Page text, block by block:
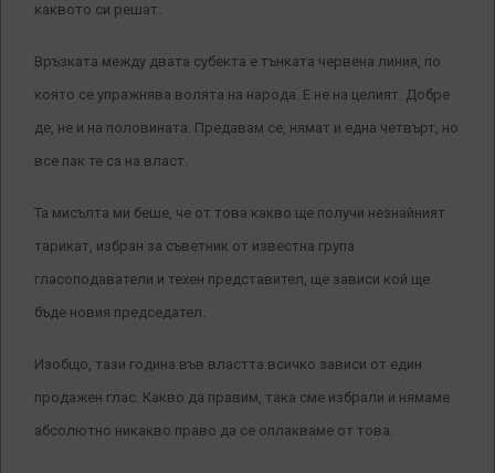
каквото си решат.
Връзката между двата субекта е тънката червена линия, по
която се упражнява волята на народа. Е не на целият. Добре
де, не и на половината. Предавам се, нямат и една четвърт, но
все пак те са на власт.
Та мисълта ми беше, че от това какво ще получи незнайният
тарикат, избран за съветник от известна група
гласоподаватели и техен представител, ще зависи кой ще
бъде новия председател.
Изобщо, тази година във властта всичко зависи от един
продажен глас. Какво да правим, така сме избрали и нямаме
абсолютно никакво право да се оплакваме от това.